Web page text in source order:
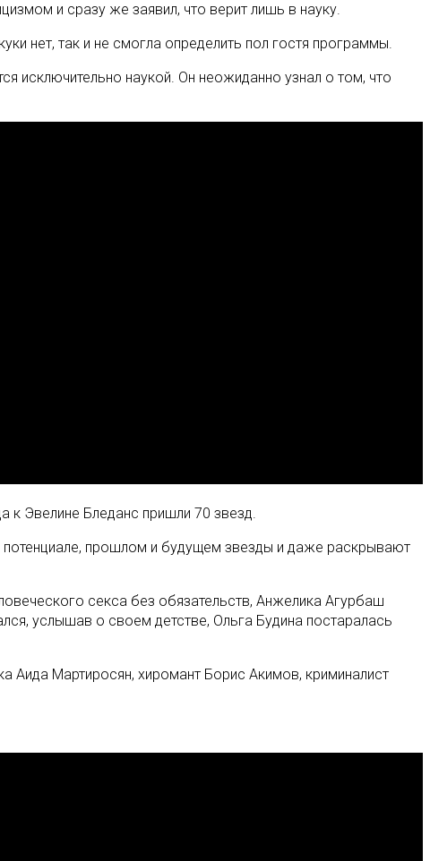
и сразу же заявил, что верит лишь в науку.
нет, так и не смогла определить пол гостя программы.
исключительно наукой. Он неожиданно узнал о том, что
к Эвелине Бледанс пришли 70 звезд.
потенциале, прошлом и будущем звезды и даже раскрывают
секса без обязательств, Анжелика Агурбаш
услышав о своем детстве, Ольга Будина постаралась
Мартиросян, хиромант Борис Акимов, криминалист